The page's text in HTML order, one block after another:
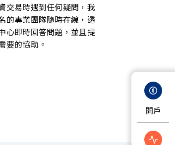
開戶
交易時遇到任何疑問，我
的專業團隊隨時在線，透
心即時回答問題，並且提
要的協助。